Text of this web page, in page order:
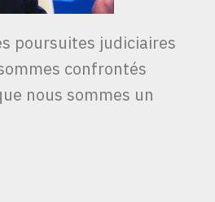
poursuites judiciaires
confrontés
nous sommes un